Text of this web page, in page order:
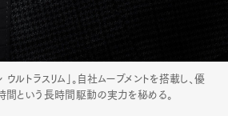
ルトラスリム」。自社ムーブメントを搭載し、優
間という長時間駆動の実力を秘める。